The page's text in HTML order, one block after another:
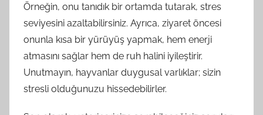
Örneğin, onu tanıdık bir ortamda tutarak, stres
seviyesini azaltabilirsiniz. Ayrıca, ziyaret öncesi
onunla kısa bir yürüyüş yapmak, hem enerji
atmasını sağlar hem de ruh halini iyileştirir.
Unutmayın, hayvanlar duygusal varlıklar; sizin
stresli olduğunuzu hissedebilirler.